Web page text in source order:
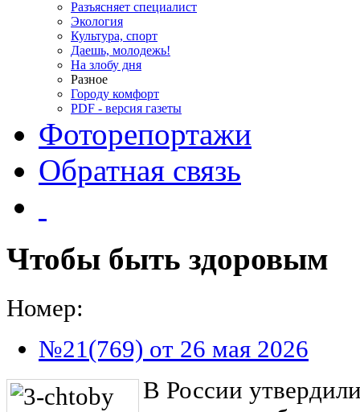
Разъясняет специалист
Экология
Культура, спорт
Даешь, молодежь!
На злобу дня
Разное
Городу комфорт
PDF - версия газеты
Фоторепортажи
Обратная связь
Чтобы быть здоровым
Номер:
№21(769) от 26 мая 2026
В России